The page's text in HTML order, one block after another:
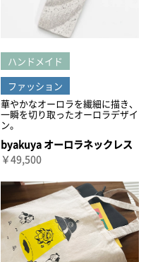
ハンドメイド
ファッション
華やかなオーロラを繊細に描き、
一瞬を切り取ったオーロラデザイ
ン。
byakuya オーロラネックレス
￥49,500